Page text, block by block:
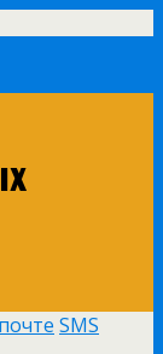
SMS